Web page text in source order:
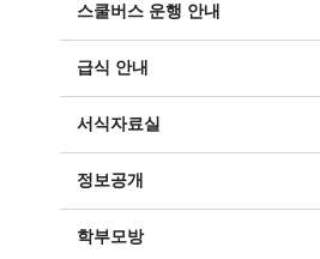
스쿨버스 운행 안내
급식 안내
서식자료실
정보공개
학부모방